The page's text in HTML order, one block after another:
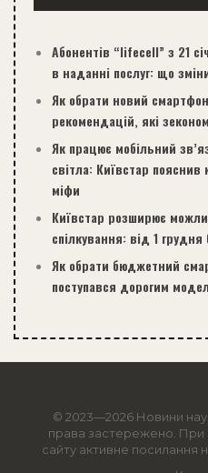
Абонентів “lifecell” з 21
в наданні послуг: що
Як обрати новий
рекомендацій, які
Як працює мобільний
світла: Київстар
міфи
Київстар розширює
спілкування: від 1
Як обрати бюджетний
поступався дорогим
© 2023—2026 Новини
права застережено. При
сайту активне посилання